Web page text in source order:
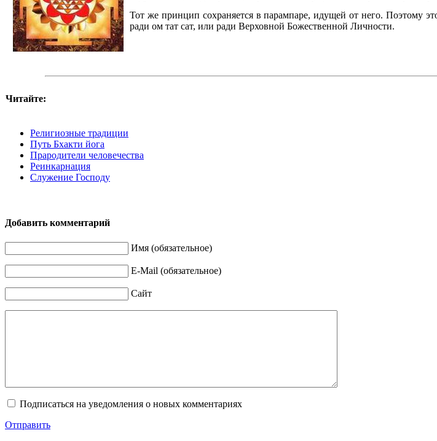
Тот же принцип сохраняется в парампаре, идущей от него. Поэтому
ради ом тат сат, или ради Верховной Божественной Личности.
Читайте:
Религиозные традиции
Путь Бхакти йога
Прародители человечества
Реинкарнация
Служение Господу
Добавить комментарий
Имя (обязательное)
E-Mail (обязательное)
Сайт
Подписаться на уведомления о новых комментариях
Отправить